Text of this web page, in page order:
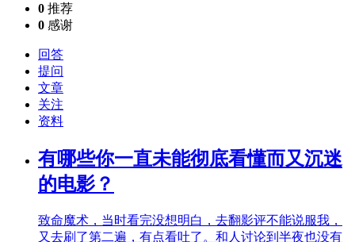
0 推荐
0 感谢
回答
提问
文章
关注
资料
有哪些你一直未能彻底看懂而又沉迷
的电影？
致命魔术，当时看完没想明白，去翻影评不能说服我，
又去刷了第二遍，有点看吐了。和人讨论到半夜也没有